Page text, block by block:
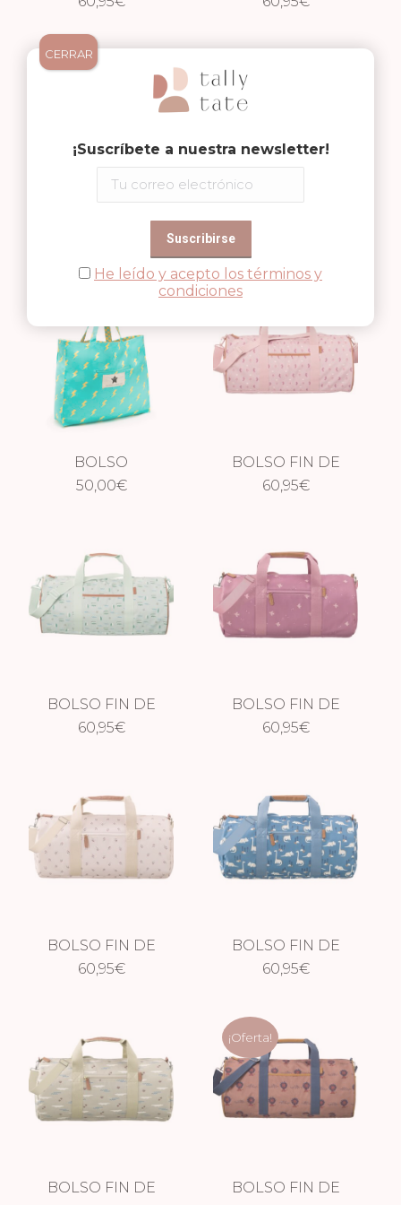
BOLSO FIN DE
SEMANA GRANDE
SUBMARINO
BOLSO FIN DE
SEMANA GRANDE
LIMONES
BOLSO
REVERSIBLE
50,00€
BOLSO FIN DE
SEMANA GRANDE
60,95€
BOLSO FIN DE
SEMANA GRANDE
60,95€
BOLSO FIN DE
SEMANA GRANDE
60,95€
BOLSO FIN DE
SEMANA GRANDE
60,95€
BOLSO FIN DE
SEMANA GRANDE
60,95€
BOLSO FIN DE
¡Oferta!
BOLSO FIN DE
¡Suscríbete a nuestra newsletter!
He leído y acepto los términos y
condiciones
CERRAR